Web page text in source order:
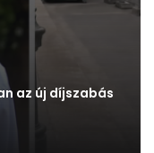
az új díjszabás